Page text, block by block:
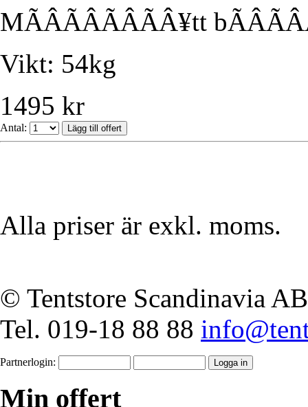
MÃÂÃÂÃÂÃÂ¥tt
Vikt: 54kg
1495 kr
Antal:
Alla priser är exkl. moms.
© Tentstore Scandinavia AB
Tel. 019-18 88 88
Partnerlogin:
Min offert